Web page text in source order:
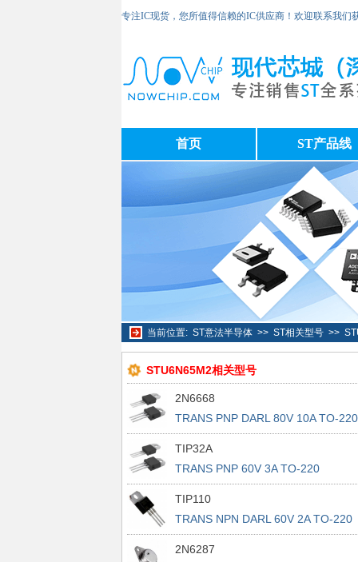
专注IC现货，您所值得信赖的IC供应商！欢迎联系我们
首页 ST产品线
当前位置: ST意法半导体>> ST相关型号>>
STU6N65M2相关型号
2N6668
TRANS PNP DARL 80V 10A TO-220
TIP32A
TRANS PNP 60V 3A TO-220
TIP110
TRANS NPN DARL 60V 2A TO-220
2N6287